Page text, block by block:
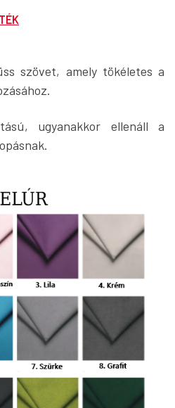
szövet, amely tökéletes a
ugyanakkor ellenáll a